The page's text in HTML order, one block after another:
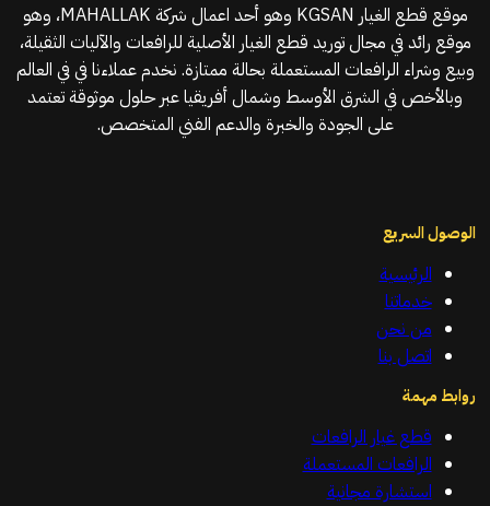
موقع قطع الغيار KGSAN وهو أحد اعمال شركة MAHALLAK، وهو
موقع رائد في مجال توريد قطع الغيار الأصلية للرافعات والآليات الثقيلة،
وبيع وشراء الرافعات المستعملة بحالة ممتازة. نخدم عملاءنا في في العالم
وبالأخص في الشرق الأوسط وشمال أفريقيا عبر حلول موثوقة تعتمد
على الجودة والخبرة والدعم الفني المتخصص.
الوصول السريع
الرئيسية
خدماتنا
من نحن
اتصل بنا
روابط مهمة
قطع غيار الرافعات
الرافعات المستعملة
استشارة مجانية